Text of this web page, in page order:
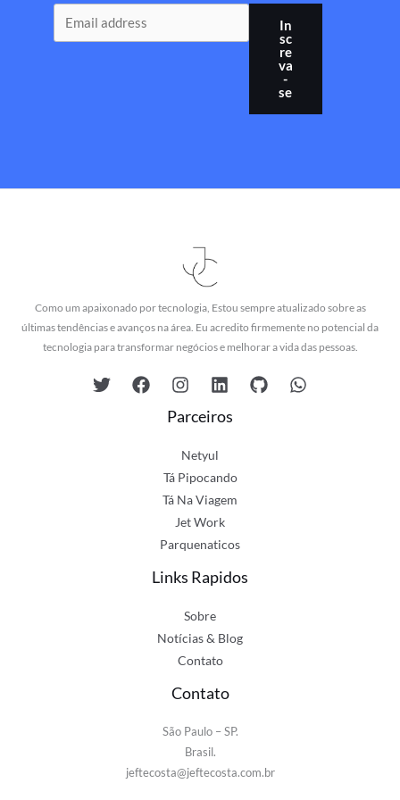
In
sc
re
va
-
se
Como um apaixonado por tecnologia, Estou sempre atualizado sobre as
últimas tendências e avanços na área. Eu acredito firmemente no potencial da
tecnologia para transformar negócios e melhorar a vida das pessoas.
Parceiros
Netyul
Tá Pipocando
Tá Na Viagem
Jet Work
Parquenaticos
Links Rapidos
Sobre
Notícias & Blog
Contato
Contato
São Paulo – SP.
Brasil.
jeftecosta@jeftecosta.com.br